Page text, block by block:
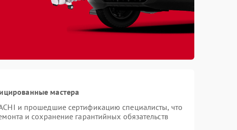
мастера
и прошедшие сертификацию специалисты, что
и сохранение гарантийных обязательств